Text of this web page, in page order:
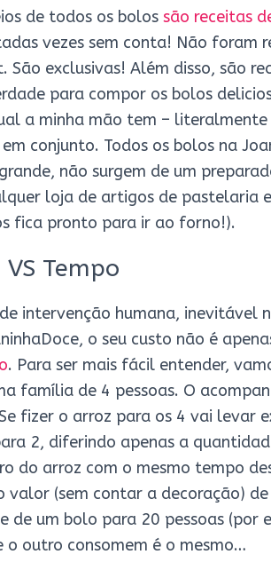
de todos os bolos são receitas
vezes sem conta! Não foram
exclusivas! Além disso, são
para compor os bolos
a minha mão tem –
conjunto. Todos os bolos na
não surgem de um
loja de artigos de pastelaria
fica pronto para ir ao forno!).
Tempo
intervenção humana, inevitável
o seu custo não é
. Para ser mais fácil entender,
família de 4 pessoas. O
fizer o arroz para os 4 vai levar
2, diferindo apenas a
do arroz com o mesmo tempo
valor (sem contar a decoração)
de um bolo para 20 pessoas (por
o outro consomem é o mesmo…